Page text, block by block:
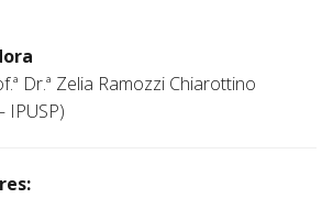
Dr.ª Zelia Ramozzi Chiarottino
IPUSP)